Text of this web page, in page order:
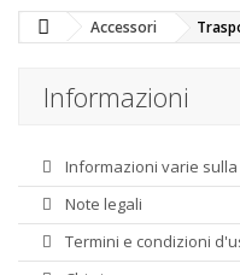
Accessori
Informazioni
Informazioni varie
Note legali
Termini e condizioni